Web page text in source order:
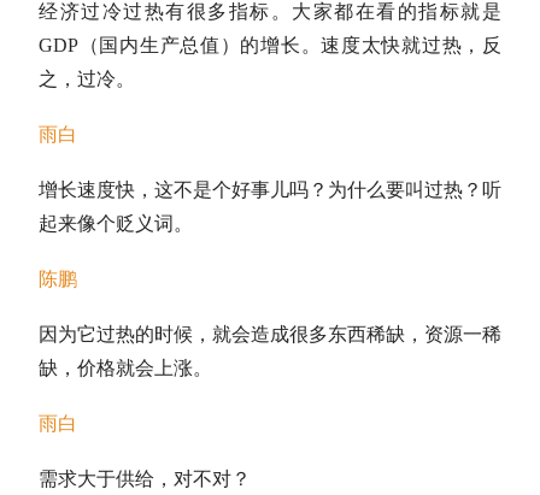
经济过冷过热有很多指标。大家都在看的指标就是
GDP（国内生产总值）的增长。速度太快就过热，反
之，过冷。
雨白
增长速度快，这不是个好事儿吗？为什么要叫过热？听
起来像个贬义词。
陈鹏
因为它过热的时候，就会造成很多东西稀缺，资源一稀
缺，价格就会上涨。
雨白
需求大于供给，对不对？